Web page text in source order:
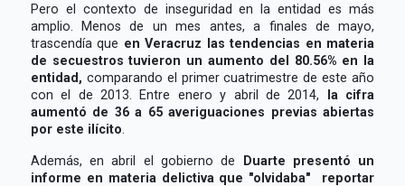
Pero el contexto de inseguridad en la entidad es más
amplio. Menos de un mes antes, a finales de mayo,
trascendía que en Veracruz las tendencias en materia
de secuestros tuvieron un aumento del 80.56% en la
entidad, comparando el primer cuatrimestre de este año
con el de 2013. Entre enero y abril de 2014, la cifra
aumentó de 36 a 65 averiguaciones previas abiertas
por este ilícito
Además, en abril el gobierno de Duarte presentó un
informe en materia delictiva que "olvidaba" reportar